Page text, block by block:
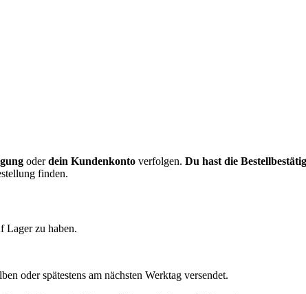
oderdein Kundenkonto verfolgen. Du hast die
finden.
Lager zu haben.
oder spätestens am nächsten Werktag versendet.